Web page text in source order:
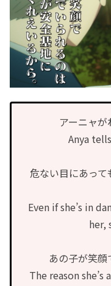
アーニャが
Anya
危ない目にあっ
Even if she’s in
her,
あの子が笑
The reason